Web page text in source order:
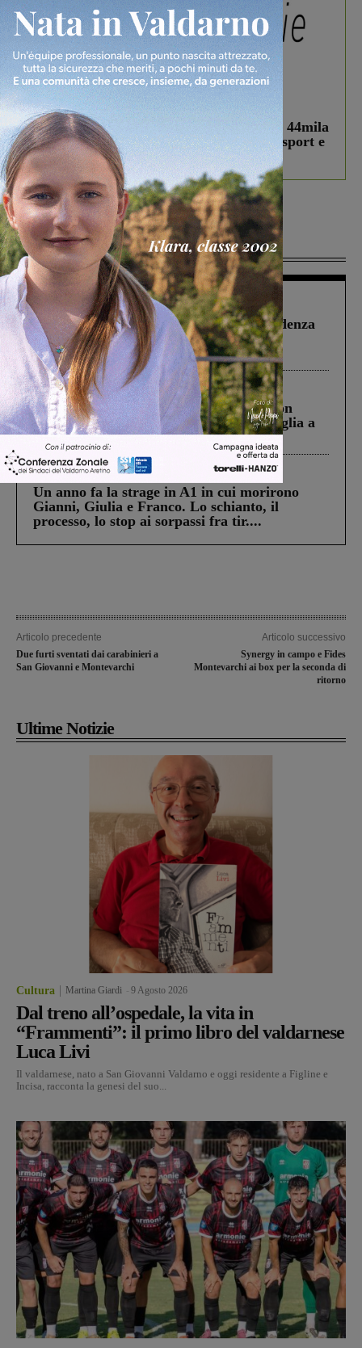
In vetrina 3 Agosto 2026
Estra Notizie agosto: Smart Cities, oltre 44mila
studenti coinvolti, torna il bando per lo sport e
debutta il podcast Estrair
Più lette
Figline Incisa Valdarno 1 Agosto 2026
Piscina di Figline finanziata oltre la scadenza
Pnrr, il gruppo di Fratelli d’Italia: “Un
ringraziamento al Governo”
Cronaca 3 Agosto 2026
Scomparso da una struttura di Castiglion
Fiorentino l’uomo che aveva ucciso la figlia a
Levane nel 2020
Cronaca 4 Agosto 2026
Un anno fa la strage in A1 in cui morirono
Gianni, Giulia e Franco. Lo schianto, il
processo, lo stop ai sorpassi fra tir....
Articolo precedente
Due furti sventati dai carabinieri a
San Giovanni e Montevarchi
Articolo successivo
Synergy in campo e Fides
Montevarchi ai box per la seconda di
ritorno
Ultime Notizie
Cultura Martina Giardi 9 Agosto 2026
Dal treno all’ospedale, la vita in
“Frammenti”: il primo libro del valdarnese
Luca Livi
Il valdarnese, nato a San Giovanni Valdarno e oggi residente a Figline e
Incisa, racconta la genesi del suo...